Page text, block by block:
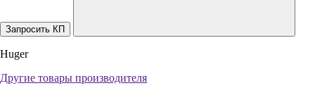
Запросить КП
Huger
Другие товары производителя